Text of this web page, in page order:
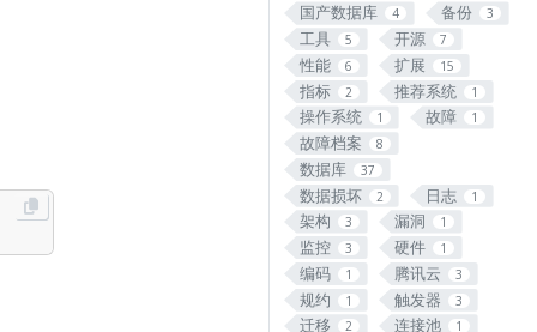
国产数据库 4 备份 3
工具 5 开源 7
性能 6 扩展 15
指标 2 推荐系统 1
操作系统 1 故障 1
故障档案 8
数据库 37
数据损坏 2 日志 1
架构 3 漏洞 1
监控 3 硬件 1
编码 1 腾讯云 3
规约 1 触发器 3
迁移 2 连接池 1